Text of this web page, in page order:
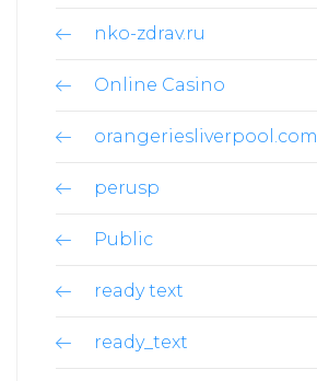
nko-zdrav.ru
Online Casino
orangeriesliverpool.com
perusp
Public
ready text
ready_text